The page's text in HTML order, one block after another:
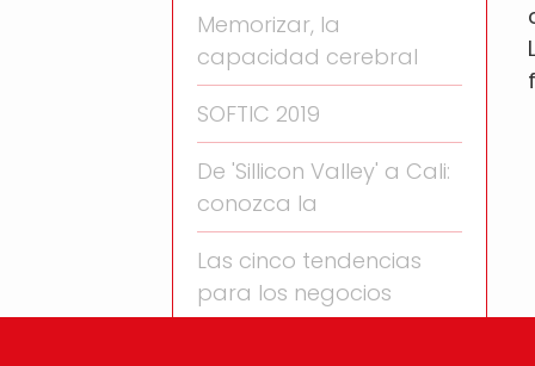
Memorizar, la
capacidad cerebral
SOFTIC 2019
De 'Sillicon Valley' a Cali:
conozca la
Las cinco tendencias
para los negocios